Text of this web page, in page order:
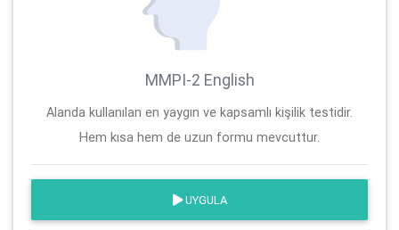
MMPI-2 English
Alanda kullanılan en yaygın ve kapsamlı kişilik testidir.
Hem kısa hem de uzun formu mevcuttur.
UYGULA